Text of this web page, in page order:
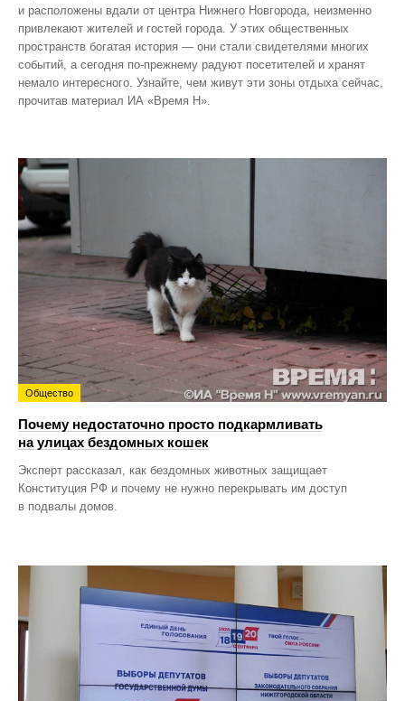
и расположены вдали от центра Нижнего Новгорода, неизменно
привлекают жителей и гостей города. У этих общественных
пространств богатая история — они стали свидетелями многих
событий, а сегодня по‑прежнему радуют посетителей и хранят
немало интересного. Узнайте, чем живут эти зоны отдыха сейчас,
прочитав материал ИА «Время Н».
Общество
Почему недостаточно просто подкармливать
на улицах бездомных кошек
Эксперт рассказал, как бездомных животных защищает
Конституция РФ и почему не нужно перекрывать им доступ
в подвалы домов.